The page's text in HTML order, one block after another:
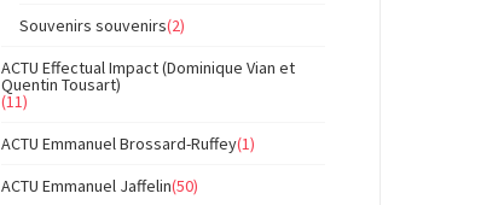
Souvenirs souvenirs(2)
ACTU Effectual Impact (Dominique Vian et
Quentin Tousart)
(11)
ACTU Emmanuel Brossard-Ruffey(1)
ACTU Emmanuel Jaffelin(50)